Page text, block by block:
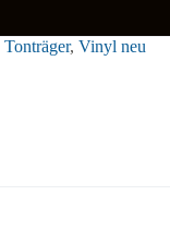
Tonträger, Vinyl neu